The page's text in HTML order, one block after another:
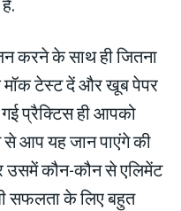
करने के साथ ही जितना
टेस्ट दें और खूब पेपर
गई प्रैक्टिस ही आपको
से आप यह जान पाएंगे की
कौन-कौन से एलिमेंट
सफलता के लिए बहुत